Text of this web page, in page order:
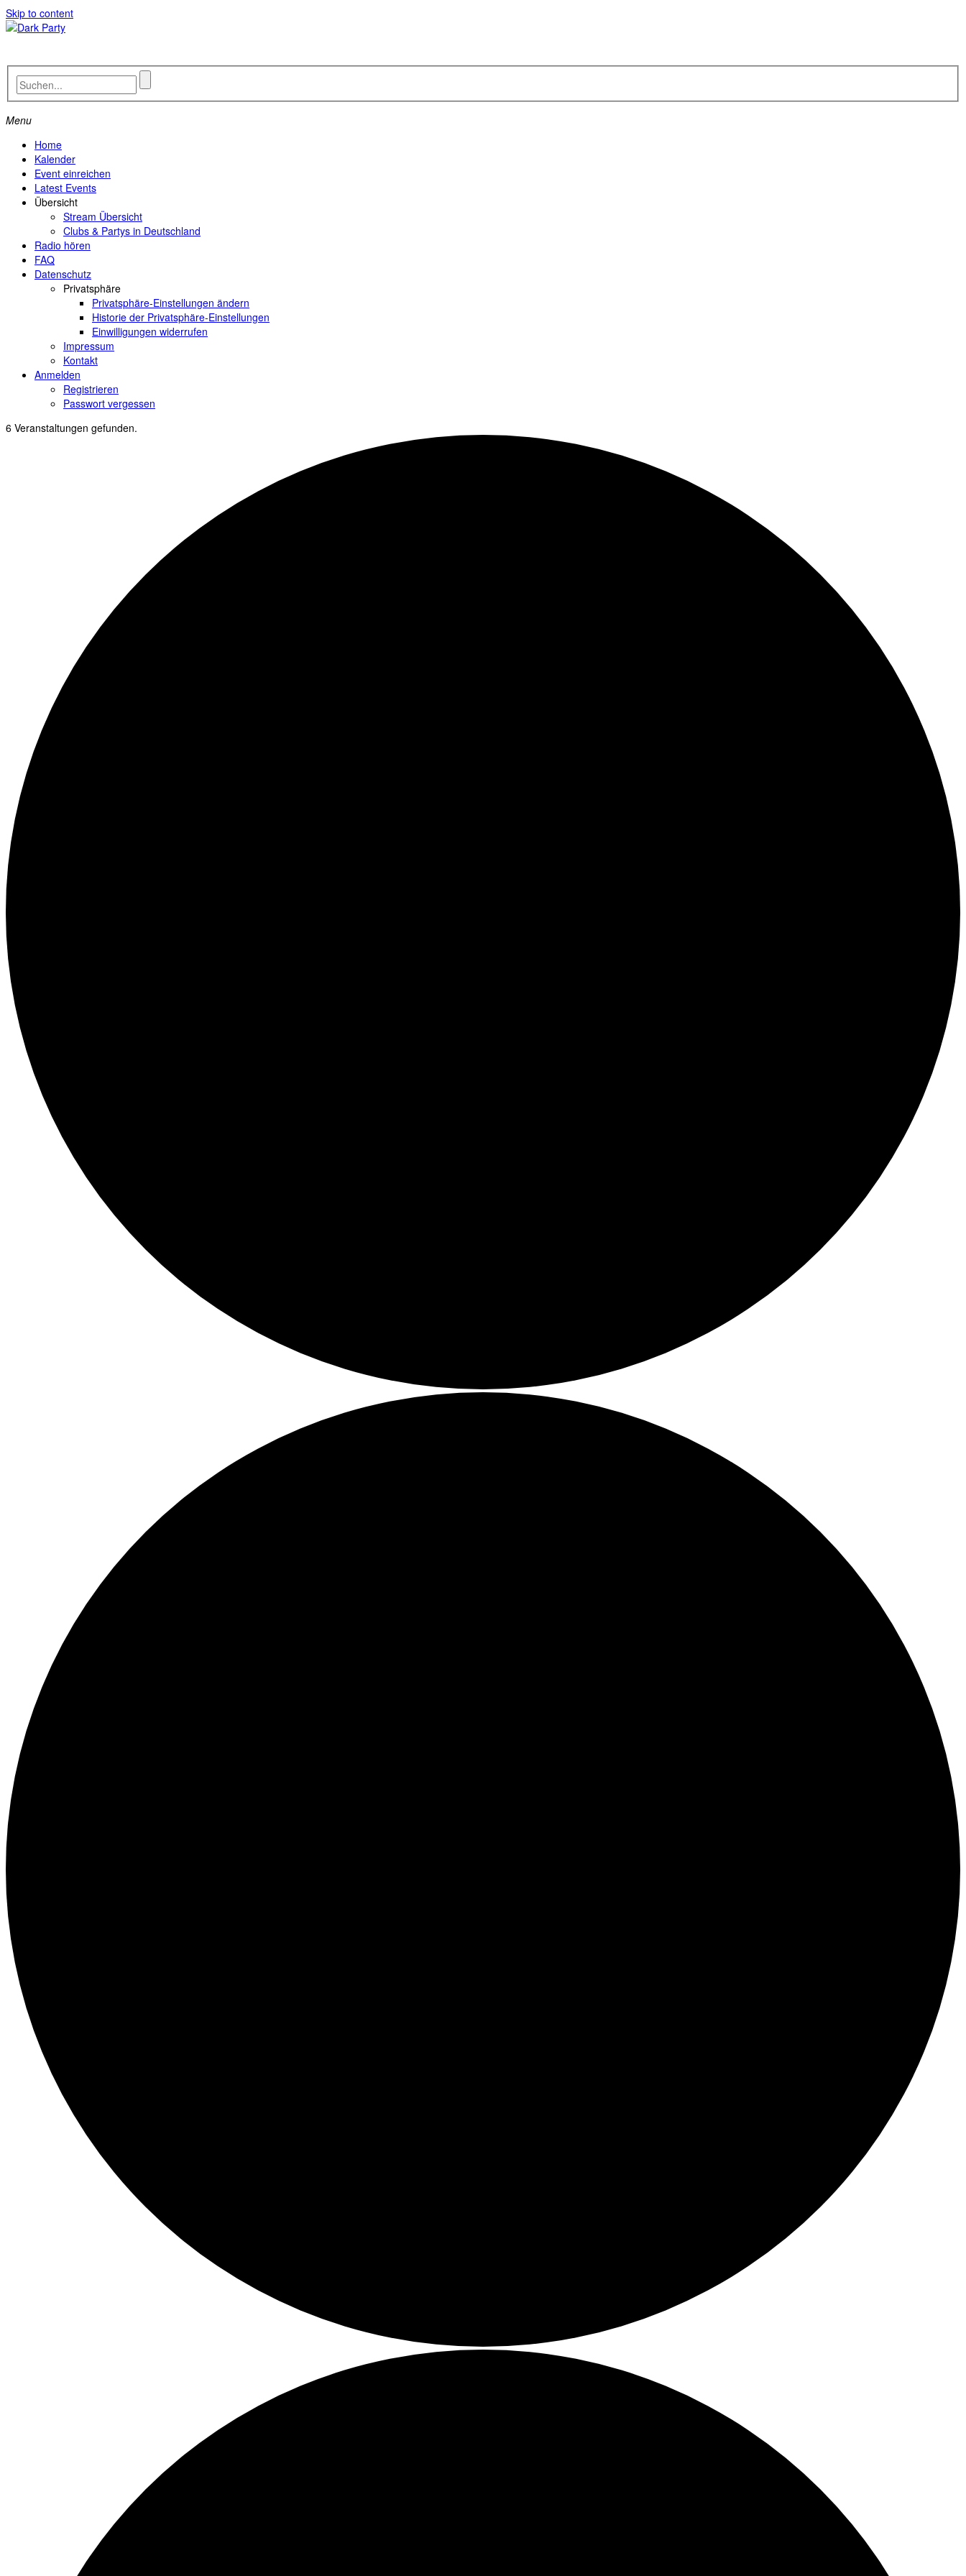
Skip to content
Menu
Home
Kalender
Event einreichen
Latest Events
Übersicht
Stream Übersicht
Clubs & Partys in Deutschland
Radio hören
FAQ
Datenschutz
Privatsphäre
Privatsphäre-Einstellungen ändern
Historie der Privatsphäre-Einstellungen
Einwilligungen widerrufen
Impressum
Kontakt
Anmelden
Registrieren
Passwort vergessen
6 Veranstaltungen gefunden.